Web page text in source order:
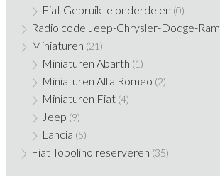
Fiat Gebruikte onderdelen (0)
Radio code Jeep-Chrysler-Dodge-Ram
Miniaturen (21)
Miniaturen Abarth (1)
Miniaturen Alfa Romeo (2)
Miniaturen Fiat (4)
Jeep (9)
Lancia (5)
Fiat Topolino reserveren (35)